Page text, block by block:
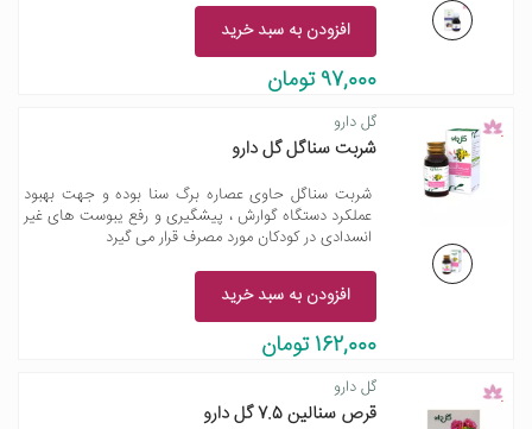
افزودن به سبد خرید
97,000 تومان
گل دارو
شربت سناگل گل دارو
شربت سناگل حاوی عصاره برگ سنا بوده و جهت بهبود
عملکرد دستگاه گوارش ، پیشگیری و رفع یبوست های غیر
انسدادی در کودکان مورد مصرف قرار می گیرد
افزودن به سبد خرید
162,000 تومان
گل دارو
قرص سنالین 7.5 گل دارو